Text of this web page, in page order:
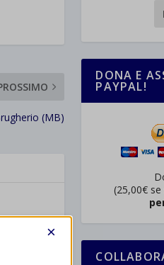
(MB)
DONA E
PAYPAL!
(25,00€ se
×